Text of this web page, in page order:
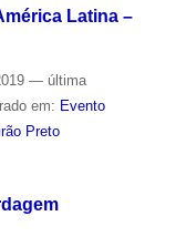
Latina –
— última
em: Evento
Preto